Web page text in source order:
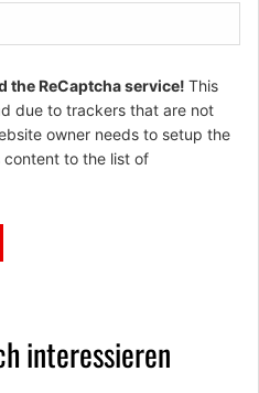
the ReCaptcha service! This
due to trackers that are not
owner needs to setup the
content to the list of
interessieren